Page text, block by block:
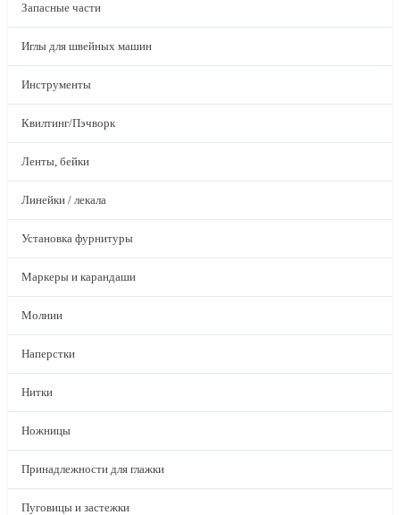
Запасные части
Иглы для швейных машин
Инструменты
Квилтинг/Пэчворк
Ленты, бейки
Линейки / лекала
Установка фурнитуры
Маркеры и карандаши
Молнии
Наперстки
Нитки
Ножницы
Принадлежности для глажки
Пуговицы и застежки